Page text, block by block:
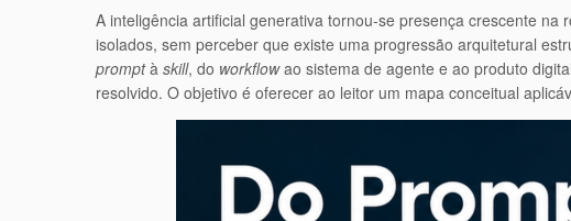
A inteligência artificial generativa tornou-se presença crescente
isolados, sem perceber que existe uma progressão arquitetural
promptà skill, do workflowao sistema de agente e ao produto
resolvido. O objetivo é oferecer ao leitor um mapa conceitual